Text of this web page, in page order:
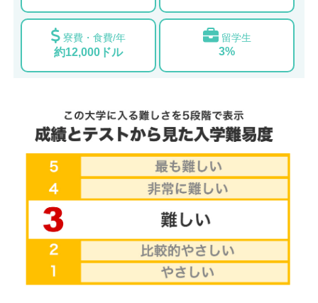
寮費・食費/年
約12,000ドル
留学生
3%